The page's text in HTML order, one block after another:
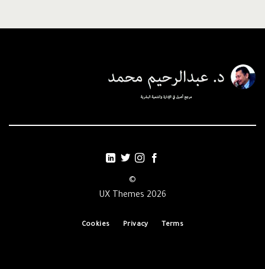
©
2026 UX Themes
Terms
Privacy
Cookies